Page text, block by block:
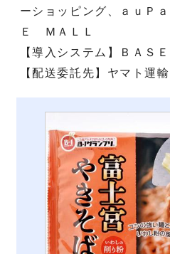
ーショッピング、ａｕＰ
Ｅ ＭＡＬＬ
【導入システム】ＢＡＳＥ
【配送委託先】ヤマト運輸